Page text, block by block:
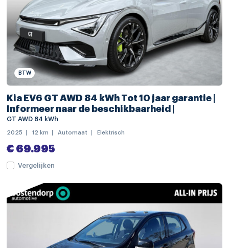
navigatiesysteem full map
audio installatie premium
Bluetooth telefoonvoorbereiding
connected services
draadloze telefoonlader
head-up display
multimedia-voorbereiding
multimedia scherm klein
volledig digitaal instrumentenpaneel
electronic climate controle
BTW
Kia EV6 GT AWD 84 kWh Tot 10 jaar garantie |
Informeer naar de beschikbaarheid |
GT AWD 84 kWh
2025 12 km Automaat Elektrisch
€ 69.995
Vergelijken